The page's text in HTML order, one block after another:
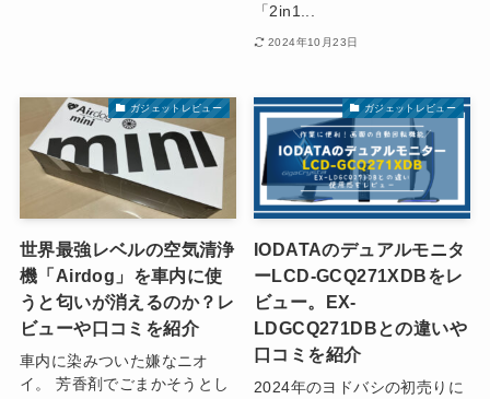
「2in1...
2024年10月23日
ガジェットレビュー
世界最強レベルの空気清浄
機「Airdog」を車内に使
うと匂いが消えるのか？レ
ビューや口コミを紹介
車内に染みついた嫌なニオ
イ。 芳香剤でごまかそうとし
ガジェットレビュー
IODATAのデュアルモニタ
ーLCD-GCQ271XDBをレ
ビュー。EX-
LDGCQ271DBとの違いや
口コミを紹介
2024年のヨドバシの初売りに